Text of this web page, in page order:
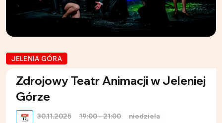
JELENIA GÓRA
Zdrojowy Teatr Animacji w Jeleniej
Górze
📆 30.11.2025 19:00 - 21:00 niedziela